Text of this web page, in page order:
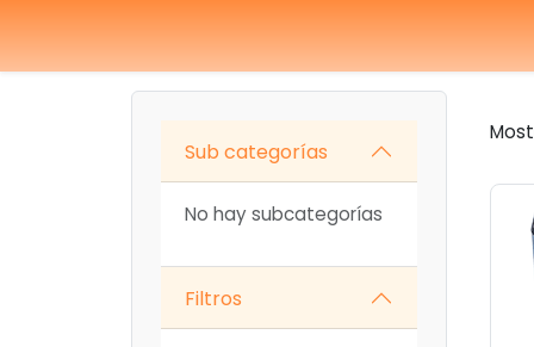
Sub categorías
No hay subcategorías
Filtros